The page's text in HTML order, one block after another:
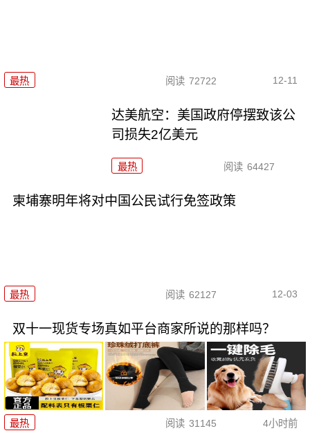
最热 阅读 72722 12-11
达美航空：美国政府停摆致该公
司损失2亿美元
最热 阅读 64427
柬埔寨明年将对中国公民试行免签政策
最热 阅读 62127 12-03
双十一现货专场真如平台商家所说的那样吗？
最热 阅读 31145 4小时前